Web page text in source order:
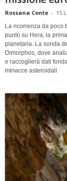
Rossana Conte - 15
La ricorrenza da poco
punto su Hera, la
planetaria. La sonda
Dimorphos, dove
e raccoglierà dati
minacce asteroidali